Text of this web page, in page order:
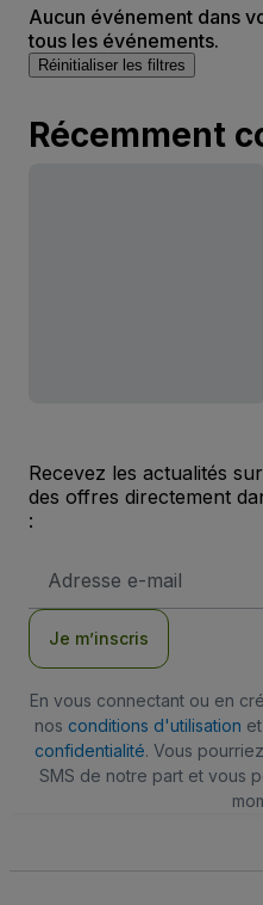
Aucun événement dans
tous les événements.
Réinitialiser les filtres
Récemment
Recevez les actualités
des offres directement
:
e-
Je m’inscris
En vous connectant ou en
nos conditions d'utilisation
confidentialité. Vous
SMS de notre part et vous